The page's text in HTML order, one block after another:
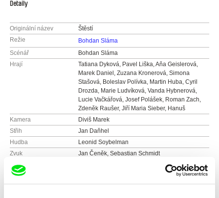
Detaily
Originální název
Štěstí
Režie
Bohdan Sláma
Scénář
Bohdan Sláma
Hrají
Tatiana Dyková, Pavel Liška, Aňa Geislerová,
Marek Daniel, Zuzana Kronerová, Simona
Stašová, Boleslav Polívka, Martin Huba, Cyril
Drozda, Marie Ludvíková, Vanda Hybnerová,
Lucie Vačkářová, Josef Polášek, Roman Zach,
Zdeněk Raušer, Jiří Maria Sieber, Hanuš
Kamera
Diviš Marek
Střih
Jan Daňhel
Hudba
Leonid Soybelman
Zvuk
Jan Čeněk, Sebastian Schmidt
Délka
Rok